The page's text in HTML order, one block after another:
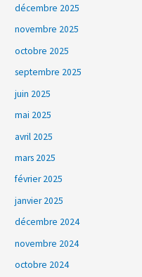
décembre 2025
novembre 2025
octobre 2025
septembre 2025
juin 2025
mai 2025
avril 2025
mars 2025
février 2025
janvier 2025
décembre 2024
novembre 2024
octobre 2024